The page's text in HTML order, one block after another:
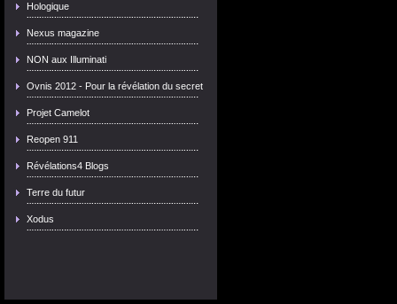
Hologique
Nexus magazine
NON aux Illuminati
Ovnis 2012 - Pour la révélation du secret
Projet Camelot
Reopen 911
Révélations4 Blogs
Terre du futur
Xodus